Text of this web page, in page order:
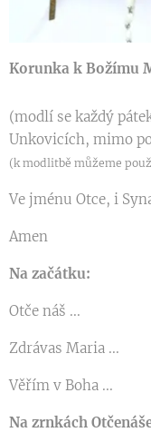
Korunka k Božímu
(modlí se každý
Unkovicích, mimo
(k modlitbě můžeme
Ve jménu Otce, i
Amen
Na začátku:
Otče náš ...
Zdrávas Maria ...
Věřím v Boha ...
Na zrnkách